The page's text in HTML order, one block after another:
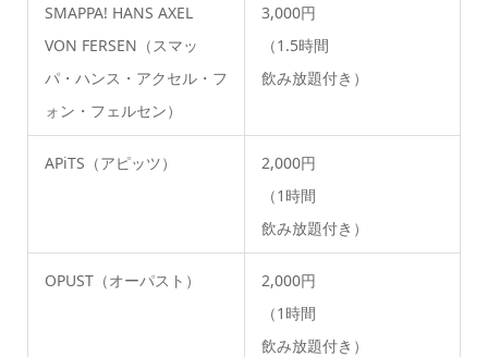
SMAPPA! HANS AXEL
VON FERSEN（スマッ
パ・ハンス・アクセル・フ
ォン・フェルセン）
3,000円
（1.5時間
飲み放題付き）
APiTS（アピッツ）
2,000円
（1時間
飲み放題付き）
OPUST（オーパスト）
2,000円
（1時間
飲み放題付き）